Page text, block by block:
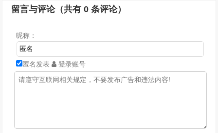
留言与评论（共有0 条评论）
昵称：
匿名发表 登录账号